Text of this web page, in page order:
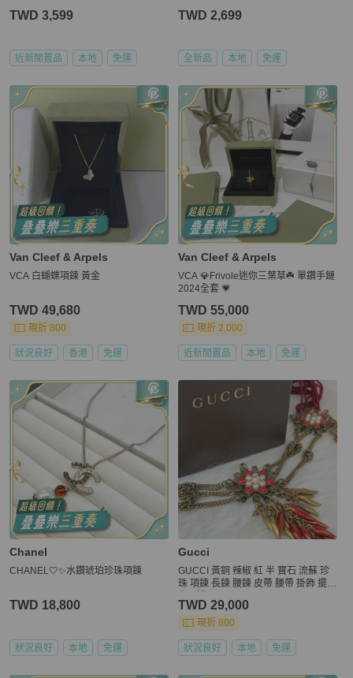
TWD 3,599
近新閒置品 本地 免運
TWD 2,699
全新品 本地 免運
Van Cleef & Arpels
VCA 白蝴蝶項鍊 黃金
TWD 49,680
現折 800
狀況良好 香港 免運
Van Cleef & Arpels
VCA 💎Frivole迷你三葉草☘️ 單鑽手鏈
2024全套 💗
TWD 55,000
現折 2,000
近新閒置品 本地 免運
Chanel
CHANEL🤍✨水鑽琥珀珍珠項鍊
TWD 18,800
狀況良好 本地 免運
Gucci
GUCCI 黃銅 辣椒 紅 半 寶石 流蘇 珍
珠 項鍊 長鍊 腰鍊 皮帶 腰帶 掛飾 擺件
TWD 29,000
現折 800
狀況良好 本地 免運